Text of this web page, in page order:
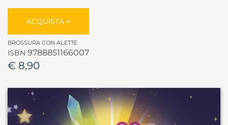
ACQUISTA
BROSSURA CON ALETTE
ISBN 9788851166007
€ 8,90